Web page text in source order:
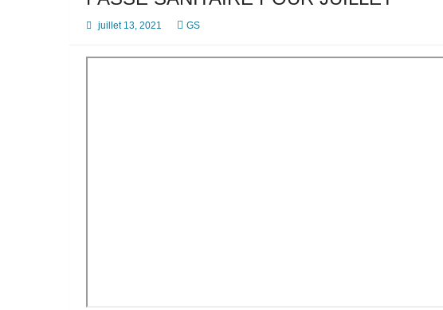
juillet 13, 2021 GS